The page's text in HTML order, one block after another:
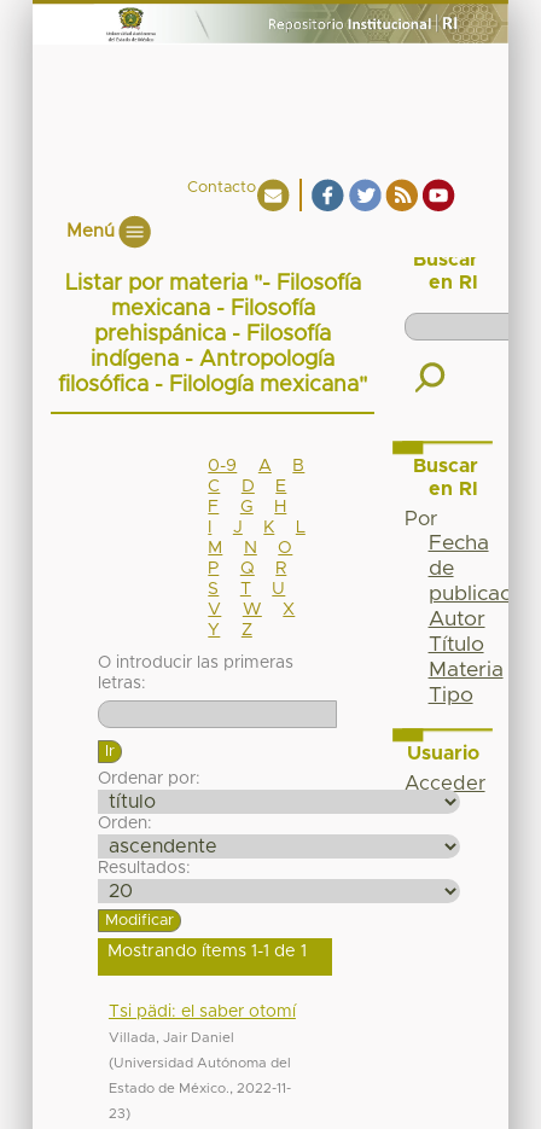
Contacto
Menú
Listar por materia "- Filosofía
mexicana - Filosofía
prehispánica - Filosofía
indígena - Antropología
filosófica - Filología mexicana"
0-9 A
B
C
D
E
F
G
H
J K
M
N
O
P
Q
R
S
T
U
V
W
X
Y
Z
O introducir las primeras
letras:
Ordenar por:
Orden:
Resultados:
Mostrando ítems 1-1 de 1
Tsi pädi: el saber otomí
Villada, Jair Daniel
(Universidad Autónoma del
Estado de México.
2022-11-
23)
Buscar
en RI
Buscar
en RI
Por
Fecha
de
publicación
Autor
Título
Materia
Tipo
Usuario
Acceder